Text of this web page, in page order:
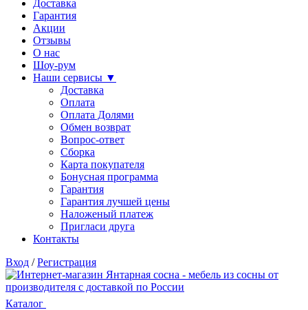
Доставка
Гарантия
Акции
Отзывы
О нас
Шоу-рум
Наши сервисы ▼
Доставка
Оплата
Оплата Долями
Обмен возврат
Вопрос-ответ
Сборка
Карта покупателя
Бонусная программа
Гарантия
Гарантия лучшей цены
Наложеный платеж
Пригласи друга
Контакты
Вход / Регистрация
Каталог